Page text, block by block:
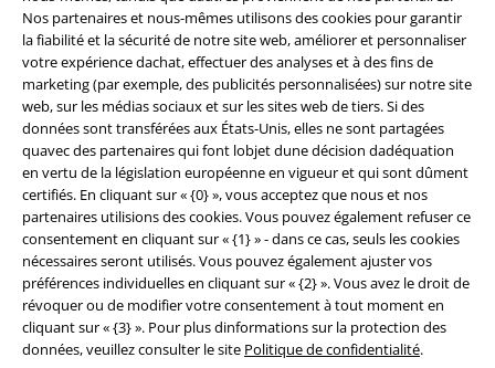
Nos partenaires et nous-mêmes utilisons des cookies pour garantir
la fiabilité et la sécurité de notre site web, améliorer et personnaliser
votre expérience dachat, effectuer des analyses et à des fins de
marketing (par exemple, des publicités personnalisées) sur notre site
web, sur les médias sociaux et sur les sites web de tiers. Si des
données sont transférées aux États-Unis, elles ne sont partagées
quavec des partenaires qui font lobjet dune décision dadéquation
en vertu de la législation européenne en vigueur et qui sont dûment
certifiés. En cliquant sur « {0} », vous acceptez que nous et nos
partenaires utilisions des cookies. Vous pouvez également refuser ce
consentement en cliquant sur « {1} » - dans ce cas, seuls les cookies
nécessaires seront utilisés. Vous pouvez également ajuster vos
préférences individuelles en cliquant sur « {2} ». Vous avez le droit de
révoquer ou de modifier votre consentement à tout moment en
cliquant sur « {3} ». Pour plus dinformations sur la protection des
données, veuillez consulter le site Politique de confidentialité.
Sécurité